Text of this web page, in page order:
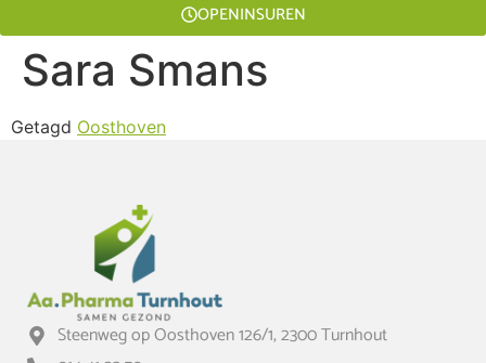
OPENINSUREN
Sara Smans
Getagd Oosthoven
Steenweg op Oosthoven 126/1, 2300 Turnhout